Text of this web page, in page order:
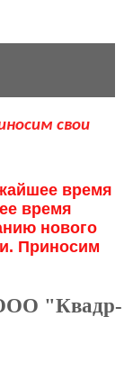
свои
время
время
нового
Приносим
"Квадр-